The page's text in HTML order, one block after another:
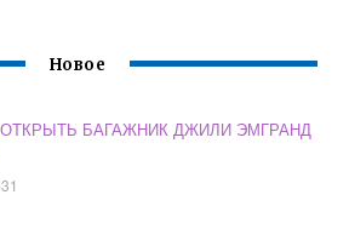
Новое
БАГАЖНИК ДЖИЛИ ЭМГРАНД